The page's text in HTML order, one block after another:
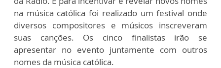
na música católica foi realizado um festival onde
diversos compositores e músicos inscreveram
suas canções. Os cinco finalistas irão se
apresentar no evento juntamente com outros
nomes da música católica.